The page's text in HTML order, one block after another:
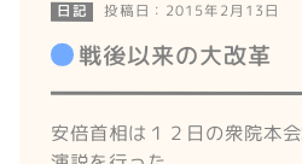
日記 投稿日：2015年2月13日
戦後以来の大改革
安倍首相は１２日の衆院本